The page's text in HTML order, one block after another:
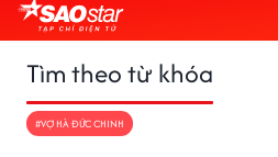
Tìm theo từ khóa
#VỢ HÀ ĐỨC CHINH